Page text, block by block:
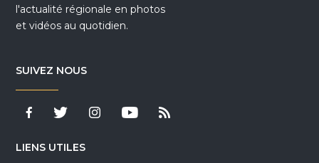
l'actualité régionale en photos
et vidéos au quotidien.
SUIVEZ NOUS
LIENS UTILES